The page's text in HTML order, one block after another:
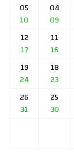
04
09
05
10
11
16
12
17
18
23
19
24
25
30
26
31